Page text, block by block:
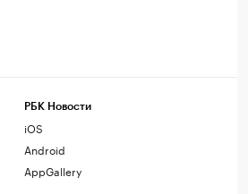
РБК Новости
iOS
Android
AppGallery